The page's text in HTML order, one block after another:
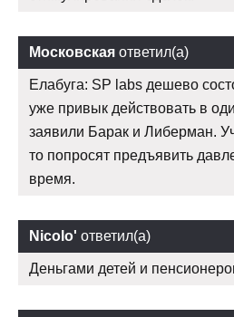
Московская ответил(а)
Елабуга: SP labs дешево
уже привык действовать в
заявили Барак и Либерман.
то попросят предъявить
время.
Nicolo' ответил(а)
Деньгами детей и